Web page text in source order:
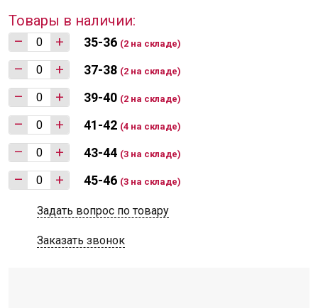
Товары в наличии:
–
+ 35-36 (2 на складе)
– + 37-38 (2 на складе)
– + 39-40 (2 на складе)
– + 41-42 (4 на складе)
– + 43-44 (3 на складе)
– + 45-46 (3 на складе)
Задать вопрос по товару
Заказать звонок